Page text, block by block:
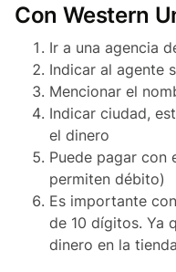
Con Western
Ir a una agencia
Indicar al agente
Mencionar el
Indicar ciudad,
el dinero
Puede pagar con
permiten débito)
Es importante
de 10 dígitos. Ya
dinero en la